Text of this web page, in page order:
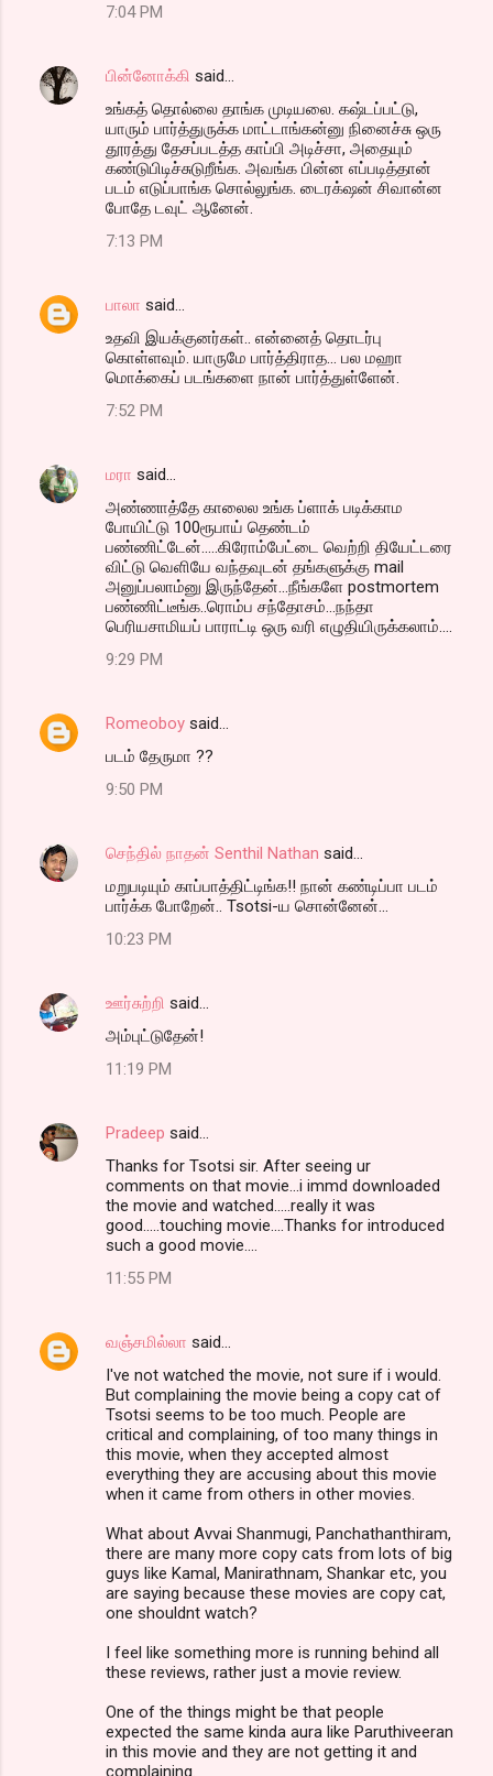
7:04 PM
பின்னோக்கி said…
உங்கத் தொல்லை தாங்க முடியலை. கஷ்டப்பட்டு,
யாரும் பார்த்துருக்க மாட்டாங்கன்னு நினைச்சு ஒரு
தூரத்து தேசப்படத்த காப்பி அடிச்சா, அதையும்
கண்டுபிடிச்சுடுறீங்க. அவங்க பின்ன எப்படித்தான்
படம் எடுப்பாங்க சொல்லுங்க. டைரக்‌ஷன் சிவான்ன
போதே டவுட் ஆனேன்.
7:13 PM
பாலா said…
உதவி இயக்குனர்கள்.. என்னைத் தொடர்பு
கொள்ளவும். யாருமே பார்த்திராத... பல மஹா
மொக்கைப் படங்களை நான் பார்த்துள்ளேன்.
7:52 PM
மரா said…
அண்ணாத்தே காலைல உங்க ப்ளாக் படிக்காம
போயிட்டு 100ரூபாய் தெண்டம்
பண்ணிட்டேன்.....கிரோம்பேட்டை வெற்றி தியேட்டரை
விட்டு வெளியே வந்தவுடன் தங்களுக்கு mail
அனுப்பலாம்னு இருந்தேன்...நீங்களே postmortem
பண்ணிட்டீங்க..ரொம்ப சந்தோசம்...நந்தா
பெரியசாமியப் பாராட்டி ஒரு வரி எழுதியிருக்கலாம்....
9:29 PM
Romeoboy said…
படம் தேருமா ??
9:50 PM
செந்தில் நாதன் Senthil Nathan said…
மறுபடியும் காப்பாத்திட்டிங்க!! நான் கண்டிப்பா படம்
பார்க்க போறேன்.. Tsotsi-ய சொன்னேன்...
10:23 PM
ஊர்சுற்றி said…
அம்புட்டுதேன்!
11:19 PM
Pradeep said…
Thanks for Tsotsi sir. After seeing ur
comments on that movie...i immd downloaded
the movie and watched.....really it was
good.....touching movie....Thanks for introduced
such a good movie....
11:55 PM
வஞ்சமில்லா said…
I've not watched the movie, not sure if i would.
But complaining the movie being a copy cat of
Tsotsi seems to be too much. People are
critical and complaining, of too many things in
this movie, when they accepted almost
everything they are accusing about this movie
when it came from others in other movies.
What about Avvai Shanmugi, Panchathanthiram,
there are many more copy cats from lots of big
guys like Kamal, Manirathnam, Shankar etc, you
are saying because these movies are copy cat,
one shouldnt watch?
I feel like something more is running behind all
these reviews, rather just a movie review.
One of the things might be that people
expected the same kinda aura like Paruthiveeran
in this movie and they are not getting it and
complaining.